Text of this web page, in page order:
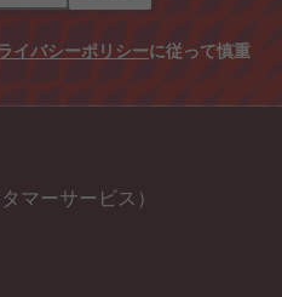
イバシーポリシーに従って慎重
マーサービス）